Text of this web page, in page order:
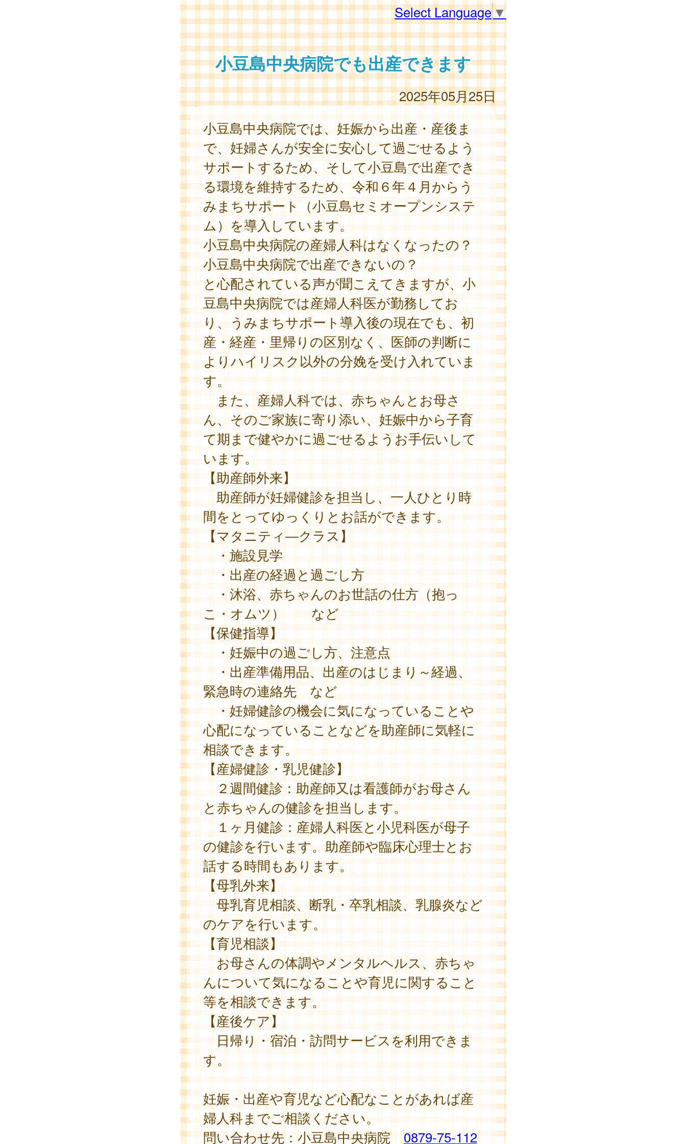
Select Language▼
小豆島中央病院でも出産できます
2025年05月25日
小豆島中央病院では、妊娠から出産・産後ま
で、妊婦さんが安全に安心して過ごせるよう
サポートするため、そして小豆島で出産でき
る環境を維持するため、令和６年４月からう
みまちサポート（小豆島セミオープンシステ
ム）を導入しています。
小豆島中央病院の産婦人科はなくなったの？
小豆島中央病院で出産できないの？
と心配されている声が聞こえてきますが、小
豆島中央病院では産婦人科医が勤務してお
り、うみまちサポート導入後の現在でも、初
産・経産・里帰りの区別なく、医師の判断に
よりハイリスク以外の分娩を受け入れていま
す。
また、産婦人科では、赤ちゃんとお母さ
ん、そのご家族に寄り添い、妊娠中から子育
て期まで健やかに過ごせるようお手伝いして
います。
【助産師外来】
助産師が妊婦健診を担当し、一人ひとり時
間をとってゆっくりとお話ができます。
【マタニティ―クラス】
・施設見学
・出産の経過と過ごし方
・沐浴、赤ちゃんのお世話の仕方（抱っ
こ・オムツ） など
【保健指導】
・妊娠中の過ごし方、注意点
・出産準備用品、出産のはじまり～経過、
緊急時の連絡先 など
・妊婦健診の機会に気になっていることや
心配になっていることなどを助産師に気軽に
相談できます。
【産婦健診・乳児健診】
２週間健診：助産師又は看護師がお母さん
と赤ちゃんの健診を担当します。
１ヶ月健診：産婦人科医と小児科医が母子
の健診を行います。助産師や臨床心理士とお
話する時間もあります。
【母乳外来】
母乳育児相談、断乳・卒乳相談、乳腺炎など
のケアを行います。
【育児相談】
お母さんの体調やメンタルヘルス、赤ちゃ
んについて気になることや育児に関すること
等を相談できます。
【産後ケア】
日帰り・宿泊・訪問サービスを利用できま
す。
妊娠・出産や育児など心配なことがあれば産
婦人科までご相談ください。
問い合わせ先：小豆島中央病院 0879-75-112